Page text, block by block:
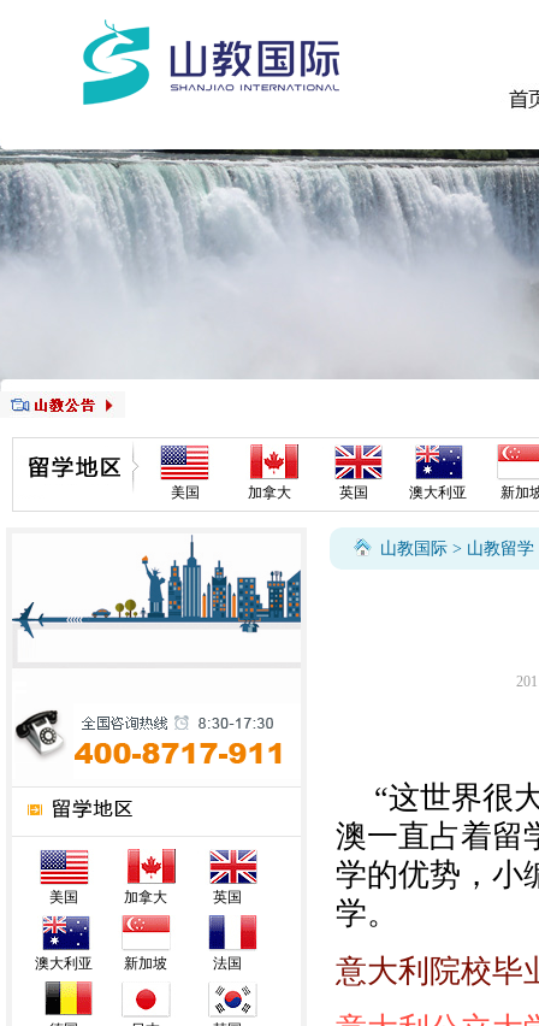
美国 加拿大 英国 澳大利亚 新加
美国 加拿大 英国
澳大利亚 新加坡 法国
山教国际 > 山教留学
201
“这世界很
澳一直占着留
学的优势，小
学。
意大利院校毕